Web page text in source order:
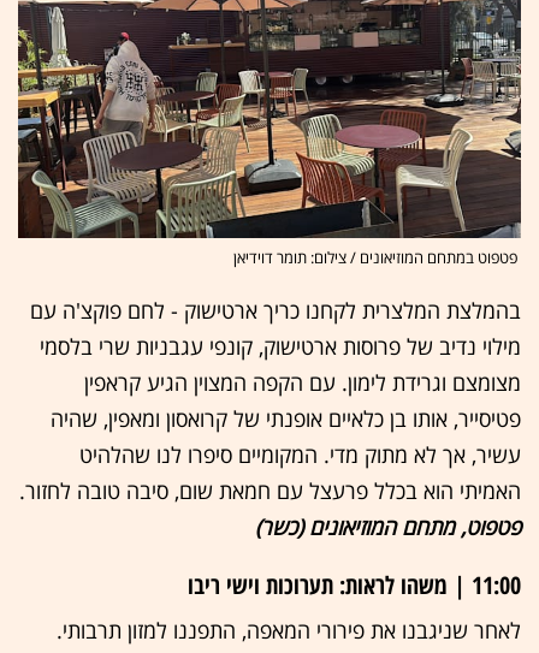
פטפוט במתחם המוזיאונים / צילום: תומר דוידיאן
בהמלצת המלצרית לקחנו כריך ארטישוק - לחם פוקצ'ה עם
מילוי נדיב של פרוסות ארטישוק, קונפי עגבניות שרי בלסמי
מצומצם וגרידת לימון. עם הקפה המצוין הגיע קראפין
פטיסייר, אותו בן כלאיים אופנתי של קרואסון ומאפין, שהיה
עשיר, אך לא מתוק מדי. המקומיים סיפרו לנו שהלהיט
האמיתי הוא בכלל פרעצל עם חמאת שום, סיבה טובה לחזור.
פטפוט, מתחם המוזיאונים (כשר)
11:00 | משהו לראות: תערוכות וישי ריבו
לאחר שניגבנו את פירורי המאפה, התפננו למזון תרבותי.